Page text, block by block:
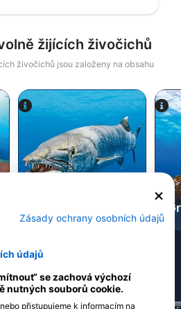
žijících živočichů
živočichů jsou založeny na obsahu
iStock-Global_Pics
Zásady ochrany osobních údajů
údajů
se zachová výchozí
nutných souborů cookie.
přistupujeme k informacím na